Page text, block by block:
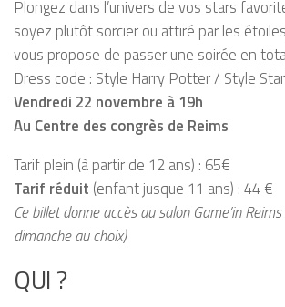
Plongez dans l’univers de vos stars
soyez plutôt sorcier ou attiré par les
vous propose de passer une soirée en
Dress code : Style Harry Potter / Style
Vendredi 22 novembre à 19h
Au Centre des congrès de Reims
Tarif plein (à partir de 12 ans) : 65€
Tarif réduit (enfant jusque 11 ans) : 44 €
Ce billet donne accès au salon Game’in
dimanche au choix)
QUI ?